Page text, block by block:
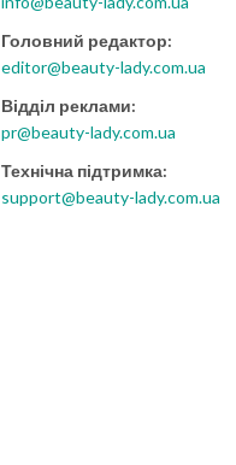
Головний редактор:
editor@beauty-lady.com.ua
Відділ реклами:
pr@beauty-lady.com.ua
Технічна підтримка:
support@beauty-lady.com.ua